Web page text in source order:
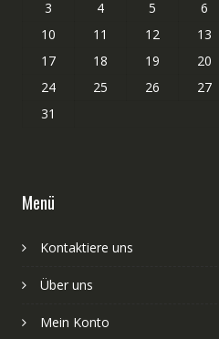
3
4 5 6
10
11 12 13
17
18 19 20
24
25 26 27
31
Menü
Kontaktiere uns
Über uns
Mein Konto